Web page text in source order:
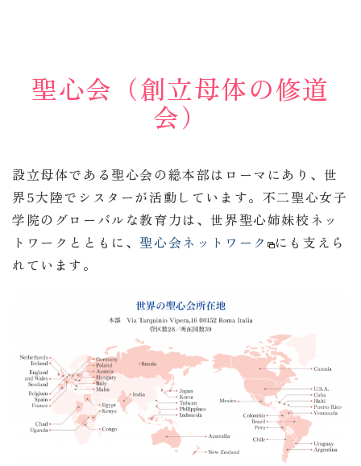
聖心会（創立母体の修道
会）
設立母体である聖心会の総本部はローマにあり、世
界5大陸でシスターが活動しています。不二聖心女子
学院のグローバルな教育力は、世界聖心姉妹校ネッ
トワークとともに、 聖心会ネットワーク にも支えら
れています。